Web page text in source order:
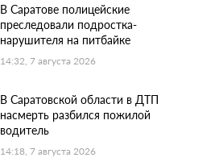
В Саратове полицейские
преследовали подростка-
нарушителя на питбайке
14:32, 7 августа 2026
В Саратовской области в ДТП
насмерть разбился пожилой
водитель
14:18, 7 августа 2026